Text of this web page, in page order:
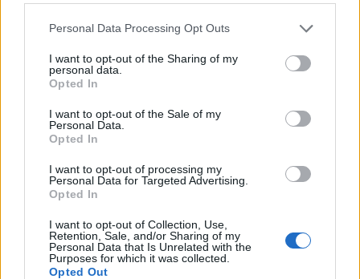
Personal Data Processing Opt Outs
I want to opt-out of the Sharing of my
personal data.
Opted In
I want to opt-out of the Sale of my
Personal Data.
Opted In
I want to opt-out of processing my
Personal Data for Targeted Advertising.
Opted In
I want to opt-out of Collection, Use,
Retention, Sale, and/or Sharing of my
Personal Data that Is Unrelated with the
Purposes for which it was collected.
Opted Out